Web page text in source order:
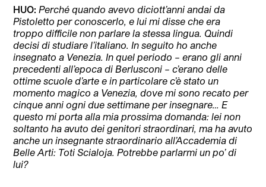
HUO: Perché quando avevo diciott’anni andai da
Pistoletto per conoscerlo, e lui mi disse che era
troppo difficile non parlare la stessa lingua. Quindi
decisi di studiare l’italiano. In seguito ho anche
insegnato a Venezia. In quel periodo – erano gli anni
precedenti all’epoca di Berlusconi – c’erano delle
ottime scuole d’arte e in particolare c’è stato un
momento magico a Venezia, dove mi sono recato per
cinque anni ogni due settimane per insegnare… E
questo mi porta alla mia prossima domanda: lei non
soltanto ha avuto dei genitori straordinari, ma ha avuto
anche un insegnante straordinario all’Accademia di
Belle Arti: Toti Scialoja. Potrebbe parlarmi un po’ di
lui?